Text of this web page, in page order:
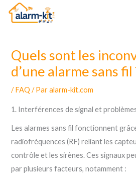
Aller
Quels sont les
d’une alarme sans fil
/FAQ / Paralarm-kit.com
1. Interférences de signal et
Les alarmes sans fil fonctionnent
radiofréquences (RF) reliant les
contrôle et les sirènes. Ces signaux
par plusieurs facteurs, notamment :